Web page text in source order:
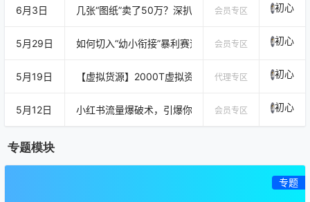
6月3日 几张“图纸”卖了50万？深扒这个“暴利虚拟生意”。
会员专区 初心
5月29日 如何切入“幼小衔接”暴利赛道？从焦虑引流到私域高客
会员专区 初心
5月19日 【虚拟货源】2000T虚拟资源，总有一款合适你卖的！
代理专区 初心
5月12日 小红书流量爆破术，引爆你的小红书精准客户
会员专区 初心
专题模块
专题